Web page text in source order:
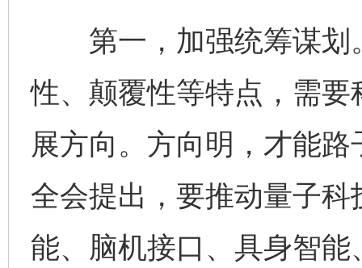
第一，加强统筹谋划
性、颠覆性等特点，需
展方向。方向明，才能
全会提出，要推动量子
能、脑机接口、具身智